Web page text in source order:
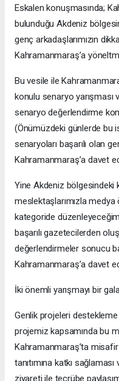
Eskalen konuşmasında;
bulunduğu Akdeniz
genç arkadaşlarımızın
Kahramanmaraş’a
Bu vesile ile
konulu senaryo
senaryo değerlendirme
(Önümüzdeki günlerde bu
senaryoları başarılı olan
Kahramanmaraş’a davet
Yine Akdeniz
meslektaşlarımızla
kategoride
başarılı gazetecilerden
değerlendirmeler sonucu
Kahramanmaraş’a davet
İki önemli yarışmayı bir
Genlik projeleri
projemiz kapsamında bu
Kahramanmaraş’ta
tanıtımına katkı